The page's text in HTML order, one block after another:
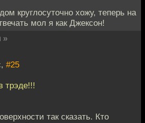
круглосуточно хожу, теперь на
мол я как Джексон!
»
#25
трэде!!!
так сказать. Кто